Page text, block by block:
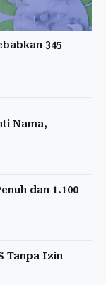
345
Nama,
dan 1.100
Tanpa Izin